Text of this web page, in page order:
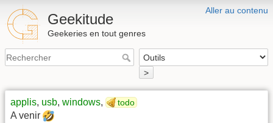
Aller au contenu
Geekitude
Geekeries en tout genres
>
applis, usb, windows, todo
A venir